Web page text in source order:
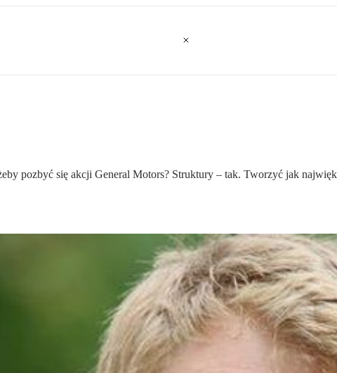
pozbyć się akcji General Motors? Struktury – tak. Tworzyć jak